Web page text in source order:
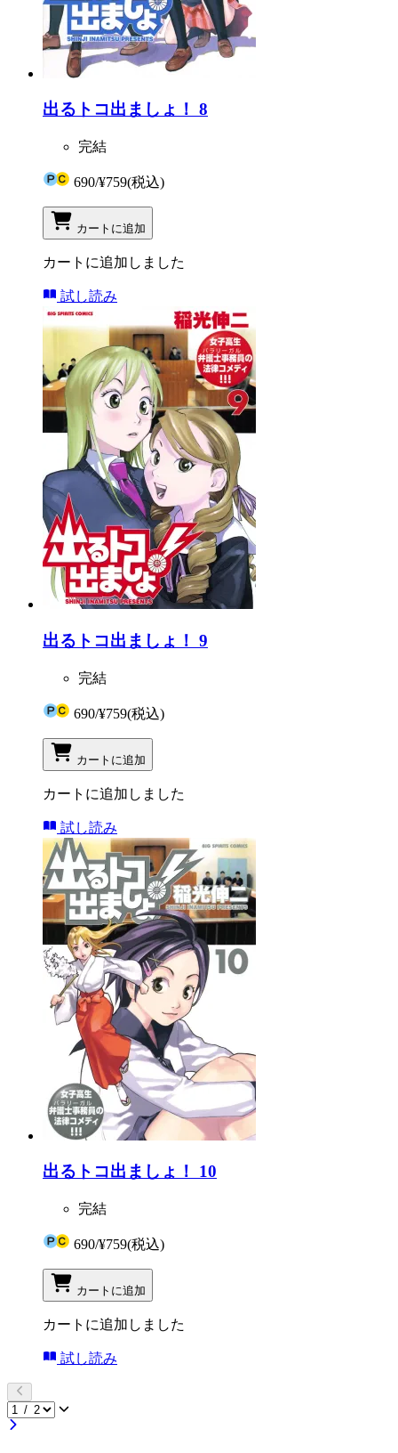
出るトコ出ましょ！ 8
完結
690/¥759(税込)
カートに追加
カートに追加しました
試し読み
出るトコ出ましょ！ 9
完結
690/¥759(税込)
カートに追加
カートに追加しました
試し読み
出るトコ出ましょ！ 10
完結
690/¥759(税込)
カートに追加
カートに追加しました
試し読み